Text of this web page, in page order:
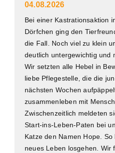
04.08.2026
Bei einer Kastrationsaktion
Dörfchen ging den
die Fall. Noch viel zu klein
deutlich untergewichtig und
Wir setzten alle Hebel in
liebe Pflegestelle, die die
nächsten Wochen
zusammenleben mit
Zwischenzeitlich meldeten
Start-ins-Leben-Paten bei
Katze den Namen Hope.
neues Leben losgehen. Wir